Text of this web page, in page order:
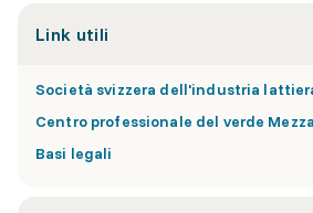
Link utili
Società svizzera dell'industria
Centro professionale del verde
Basi legali